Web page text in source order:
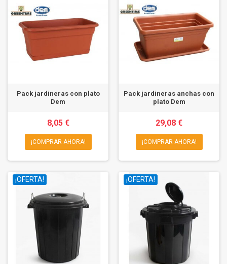
Pack jardineras con plato
Dem
8,05 €
¡COMPRAR AHORA!
Pack jardineras anchas con
plato Dem
29,08 €
¡COMPRAR AHORA!
¡OFERTA! ¡OFERTA!